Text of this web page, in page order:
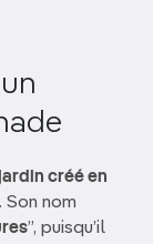
créé en
nom
”, puisqu’il